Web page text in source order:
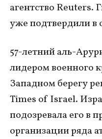
агентство Reuters.
уже подтвердили в
57-летний аль-
лидером военного
Западном берегу
Times of Israel.
подозревала его в
организации ряда